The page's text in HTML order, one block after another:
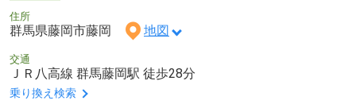
住所
群馬県藤岡市藤岡 地図
交通
ＪＲ八高線 群馬藤岡駅 徒歩28分
乗り換え検索